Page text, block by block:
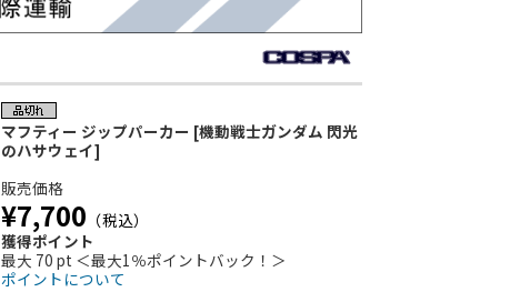
マフティー ジップパーカー [機動戦士ガンダム 閃光
のハサウェイ]
販売価格
¥7,700 （税込）
獲得ポイント
最大 70 pt ＜最大1％ポイントバック！＞
ポイントについて